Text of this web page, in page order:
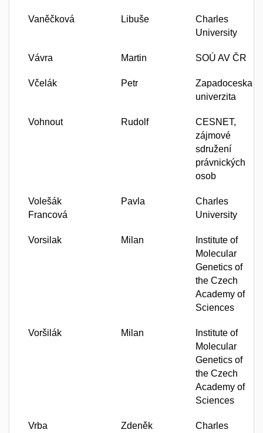
Vaněčková Libuše
Charles
University
Vávra Martin SOÚ AV ČR
Včelák Petr
Zapadoceska
univerzita
Vohnout Rudolf
CESNET,
zájmové
sdružení
právnických
osob
Volešák
Francová
Pavla
Charles
University
Vorsilak Milan
Institute of
Molecular
Genetics of
the Czech
Academy of
Sciences
Voršilák Milan
Institute of
Molecular
Genetics of
the Czech
Academy of
Sciences
Vrba Zdeněk
Charles